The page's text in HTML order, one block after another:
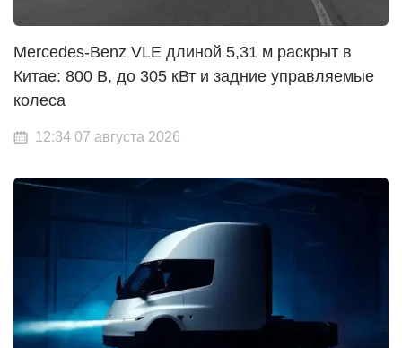
Mercedes-Benz VLE длиной 5,31 м раскрыт в
Китае: 800 В, до 305 кВт и задние управляемые
колеса
12:34 07 августа 2026